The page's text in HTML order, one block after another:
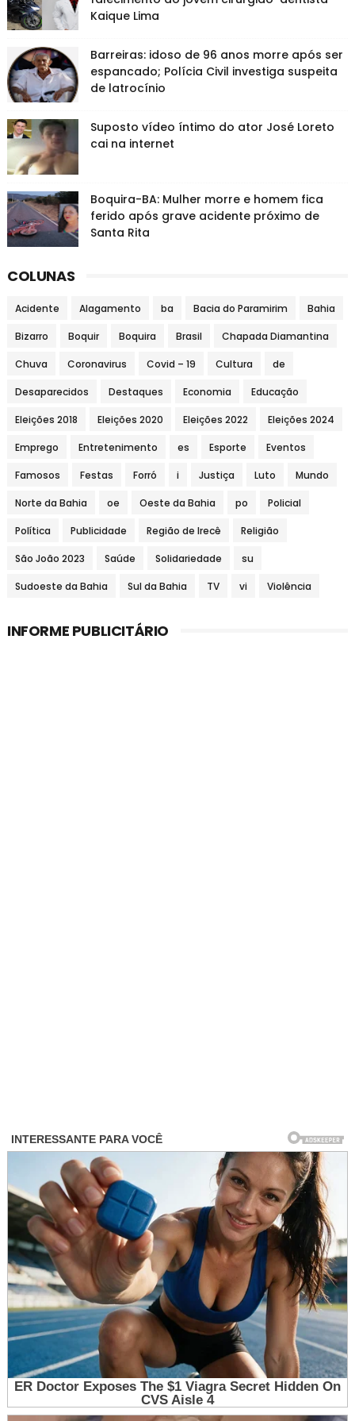
Kaique Lima
Barreiras: idoso de 96 anos morre após ser
espancado; Polícia Civil investiga suspeita
de latrocínio
Suposto vídeo íntimo do ator José Loreto
cai na internet
Boquira-BA: Mulher morre e homem fica
ferido após grave acidente próximo de
Santa Rita
COLUNAS
Acidente Alagamento ba Bacia do Paramirim Bahia
Bizarro Boquir Boquira Brasil Chapada Diamantina
Chuva Coronavirus Covid – 19 Cultura de
Desaparecidos Destaques Economia Educação
Eleições 2018 Eleições 2020 Eleições 2022 Eleições 2024
Emprego Entretenimento es Esporte Eventos
Famosos Festas Forró i Justiça Luto Mundo
Norte da Bahia oe Oeste da Bahia po Policial
Política Publicidade Região de Irecê Religião
São João 2023 Saúde Solidariedade su
Sudoeste da Bahia Sul da Bahia TV vi Violência
INFORME PUBLICITÁRIO